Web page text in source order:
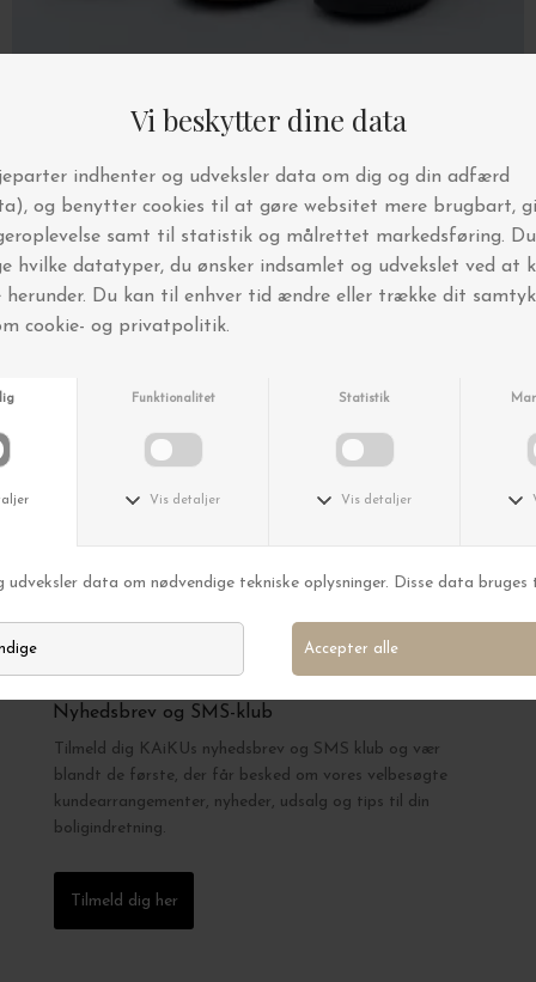
bruges i både snevejr og ved lette regnbyger, faktisk oprindeligt er opfundet
af en gruppe surfere på New Zealand. Landet har en lang tradition for
fremstilling af produkter i lammeskind, og surferne havde brug for fodtøj, der
hurtigt kunne bringe varmen tilbage i kroppen, når de kom op af vandet. På
den måde så New Zealand Boots dagens lys, og støvlerne - der også
populært kaldes for bamsestøvler - ses idag ikke blot på surfere, men også
rundt omkring i modemagasinerne, der har gjort dem til allemandseje.
Vi er super glade for at kunne præsentere et bredt udvalg af New Zealand
Boots både i form af bådestøvler
KOMFORTABLE BAMSESTØVLER DER HOLDER FØDDERNE VARME
hurtigt bliver afhængig af de lækre lammeskindsstøvler. Det vil vi godt skrive
under på. Støvlerne er ganske enkelt super komfortable, og giver så god en
de New Zealandske får har en helt særlig isoleringsevne, der holder
kolde måneder.
Nyhedsbrev og SMS-klub
Tilmeld dig KAiKUs nyhedsbrev og SMS klub og vær
blandt de første, der får besked om vores velbesøgte
kundearrangementer, nyheder, udsalg og tips til din
boligindretning.
Tilmeld dig her